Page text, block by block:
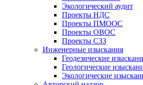
Экологический аудит
Проекты НДС
Проекты ПМООС
Проекты ОВОС
Проекты СЗЗ
Инженерные изыскания
Геодезические
Геологические
Экологические